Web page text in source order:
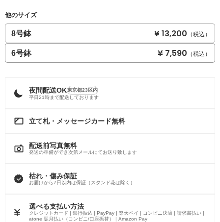
他のサイズ
8号鉢 ¥ 13,200 （税込）
6号鉢 ¥ 7,590 （税込）
夜間配送OK東京都23区内
平日21時まで配送しております
立て札・メッセージカード無料
配送前写真無料
発送の準備ができ次第メールにてお送り致します
枯れ・傷み保証
お届けから7日以内は保証（スタンド花は除く）
選べる支払い方法
クレジットカード | 銀行振込 | PayPay | 楽天ペイ | コンビニ決済 | 請求書払い |
atone 翌月払い（コンビニ/口座振替） | Amazon Pay